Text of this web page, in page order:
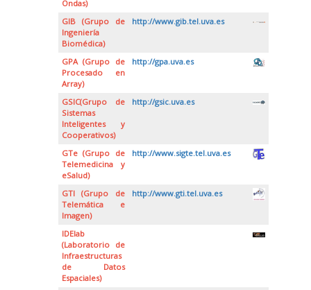
Ondas)
GIB (Grupo de
Ingeniería
Biomédica)
http://www.gib.tel.uva.es
GPA (Grupo de
Procesado en
Array)
http://gpa.uva.es
GSIC(Grupo de
Sistemas
Inteligentes y
Cooperativos)
http://gsic.uva.es
GTe (Grupo de
Telemedicina y
eSalud)
http://www.sigte.tel.uva.es
GTI (Grupo de
Telemática e
Imagen)
http://www.gti.tel.uva.es
IDElab
(Laboratorio de
Infraestructuras
de Datos
Espaciales)